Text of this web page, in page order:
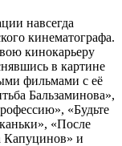
навсегда
кинематографа.
кинокарьеру
в картине
фильмами с её
Бальзаминова»,
«Будьте
«После
Капуцинов» и